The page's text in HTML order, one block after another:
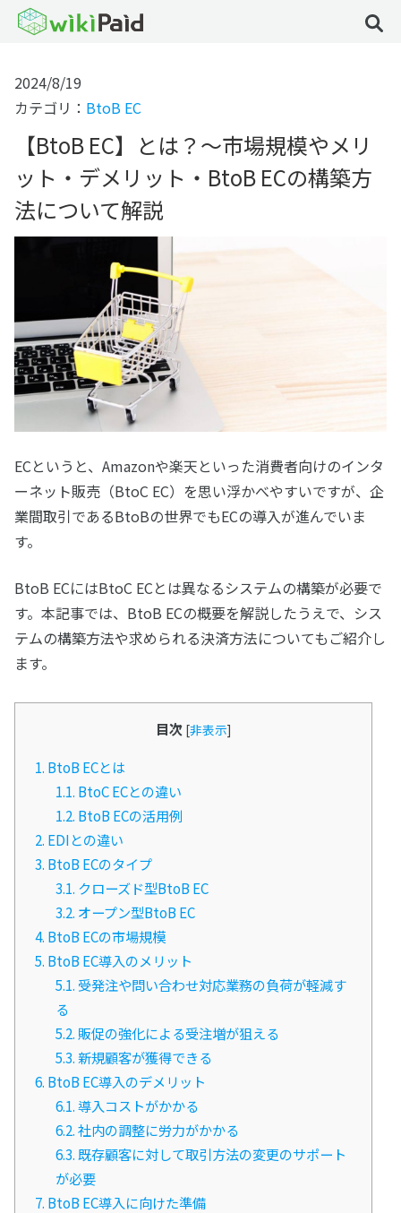
2024/8/19
カテゴリ： BtoB EC
【BtoB EC】とは？～市場規模やメリ
ット・デメリット・BtoB ECの構築方
法について解説
ECというと、Amazonや楽天といった消費者向けのインタ
ーネット販売（BtoC EC）を思い浮かべやすいですが、企
業間取引であるBtoBの世界でもECの導入が進んでいま
す。
BtoB ECにはBtoC ECとは異なるシステムの構築が必要で
す。本記事では、BtoB ECの概要を解説したうえで、シス
テムの構築方法や求められる決済方法についてもご紹介し
ます。
目次 [非表示]
1. BtoB ECとは
1.1. BtoC ECとの違い
1.2. BtoB ECの活用例
2. EDIとの違い
3. BtoB ECのタイプ
3.1. クローズド型BtoB EC
3.2. オープン型BtoB EC
4. BtoB ECの市場規模
5. BtoB EC導入のメリット
5.1. 受発注や問い合わせ対応業務の負荷が軽減す
る
5.2. 販促の強化による受注増が狙える
5.3.新規顧客が獲得できる
6. BtoB EC導入のデメリット
6.1.導入コストがかかる
6.2.社内の調整に労力がかかる
6.3.既存顧客に対して取引方法の変更のサポート
が必要
7. BtoB EC導入に向けた準備